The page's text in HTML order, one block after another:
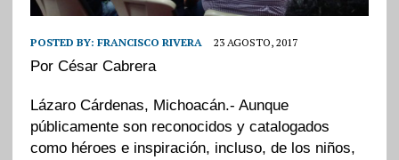
POSTED BY: FRANCISCO RIVERA 23 AGOSTO, 2017
Por César Cabrera
Lázaro Cárdenas, Michoacán.- Aunque
públicamente son reconocidos y catalogados
como héroes e inspiración, incluso, de los niños,